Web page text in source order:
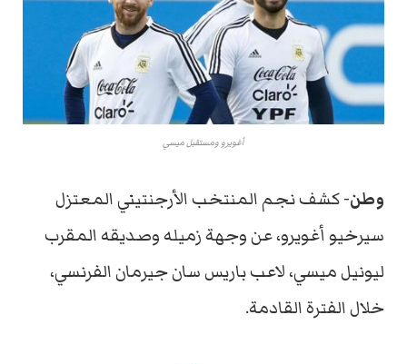
أغويرو ومستقبل ميسي
وطن-كشف نجم المنتخب الأرجنتيني المعتزل
سيرخيو أغويرو، عن وجهة زميله وصديقه المقرب
ليونيل ميسي، لاعب باريس سان جيرمان الفرنسي،
خلال الفترة القادمة.